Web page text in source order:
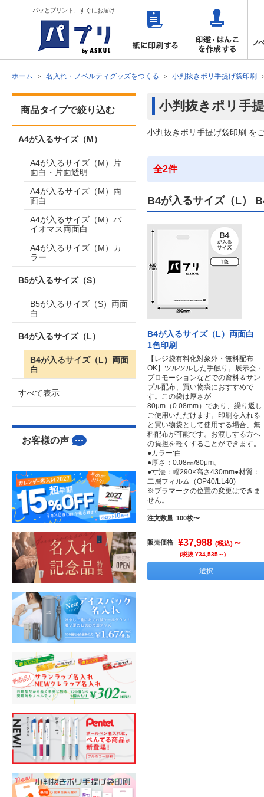
パッとプリント、すぐにお届け
ホーム 名入れ・ノベルティグッズをつくる 小判抜きポリ手提げ袋印刷
小判抜きポリ手
小判抜きポリ手提げ袋印刷 を
全2件
B4が入るサイズ（L）
B4が入るサイズ（L）両面白
1色印刷
【レジ袋有料化対象外・無料配布
OK】ツルツルした手触り。展示会・
プロモーションなどでの資料＆サン
プル配布、買い物袋におすすめで
す。この袋は厚さが
80μm（0.08mm）であり、繰り返し
ご使用いただけます。印刷を入れる
と買い物袋として使用する場合、無
料配布が可能です。お渡しする方へ
の負担を軽くすることができます。
●カラー:白
●厚さ：0.08㎜/80μm。
●寸法：幅290×高さ430mm●材質：
二層フィルム（OP40/LL40)
※プラマークの位置の変更はできま
せん。
注文数量 100枚〜
販売価格 ¥37,988 (税込) ～
(税抜 ¥34,535～)
選択
商品タイプで絞り込む
A4が入るサイズ（M）
A4が入るサイズ（M）片
面白・片面透明
A4が入るサイズ（M）両
面白
A4が入るサイズ（M）バ
イオマス両面白
A4が入るサイズ（M）カ
ラー
B5が入るサイズ（S）
B5が入るサイズ（S）両面
白
B4が入るサイズ（L）
B4が入るサイズ（L）両面
白
すべて表示
お客様の声